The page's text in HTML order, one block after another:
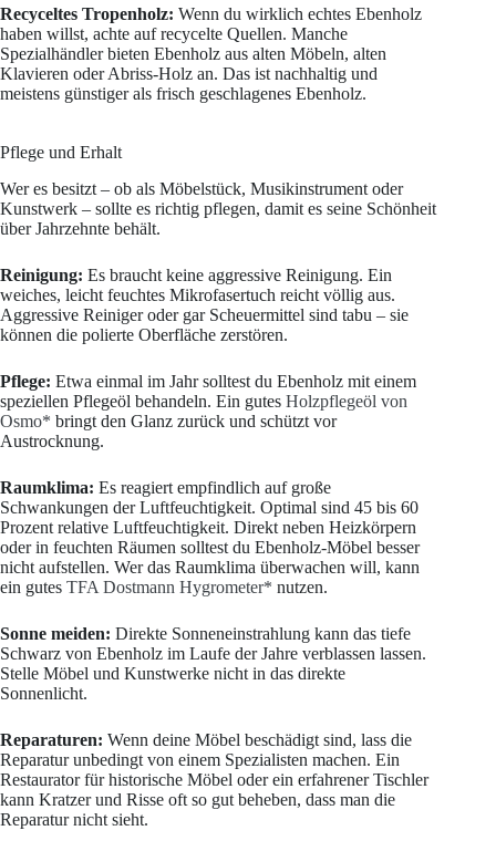
Recyceltes Tropenholz: Wenn du wirklich echtes Ebenholz
haben willst, achte auf recycelte Quellen. Manche
Spezialhändler bieten Ebenholz aus alten Möbeln, alten
Klavieren oder Abriss-Holz an. Das ist nachhaltig und
meistens günstiger als frisch geschlagenes Ebenholz.
Pflege und Erhalt
Wer es besitzt – ob als Möbelstück, Musikinstrument oder
Kunstwerk – sollte es richtig pflegen, damit es seine Schönheit
über Jahrzehnte behält.
Reinigung: Es braucht keine aggressive Reinigung. Ein
weiches, leicht feuchtes Mikrofasertuch reicht völlig aus.
Aggressive Reiniger oder gar Scheuermittel sind tabu – sie
können die polierte Oberfläche zerstören.
Pflege: Etwa einmal im Jahr solltest du Ebenholz mit einem
speziellen Pflegeöl behandeln. Ein gutes Holzpflegeöl von
Osmo* bringt den Glanz zurück und schützt vor
Austrocknung.
Raumklima: Es reagiert empfindlich auf große
Schwankungen der Luftfeuchtigkeit. Optimal sind 45 bis 60
Prozent relative Luftfeuchtigkeit. Direkt neben Heizkörpern
oder in feuchten Räumen solltest du Ebenholz-Möbel besser
nicht aufstellen. Wer das Raumklima überwachen will, kann
ein gutes TFA Dostmann Hygrometer* nutzen.
Sonne meiden: Direkte Sonneneinstrahlung kann das tiefe
Schwarz von Ebenholz im Laufe der Jahre verblassen lassen.
Stelle Möbel und Kunstwerke nicht in das direkte
Sonnenlicht.
Reparaturen: Wenn deine Möbel beschädigt sind, lass die
Reparatur unbedingt von einem Spezialisten machen. Ein
Restaurator für historische Möbel oder ein erfahrener Tischler
kann Kratzer und Risse oft so gut beheben, dass man die
Reparatur nicht sieht.